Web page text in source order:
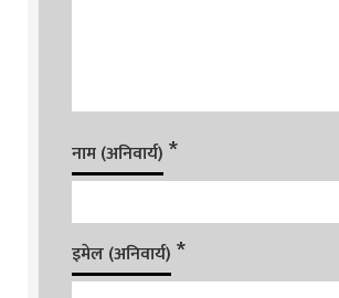
नाम (अनिवार्य) *
इमेल (अनिवार्य) *